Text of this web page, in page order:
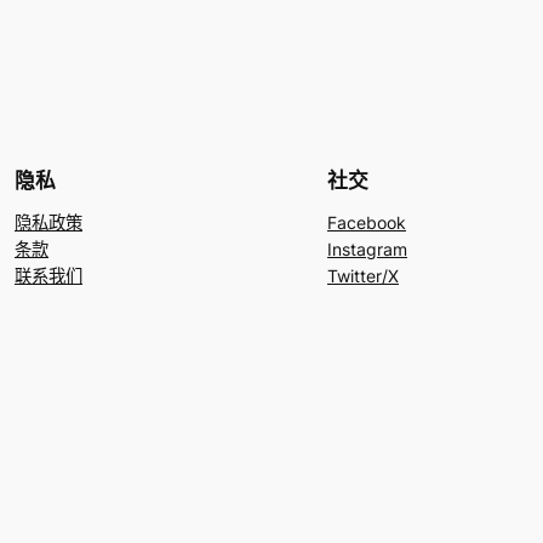
隐私
隐私政策
条款
联系我们
社交
Facebook
Instagram
Twitter/X